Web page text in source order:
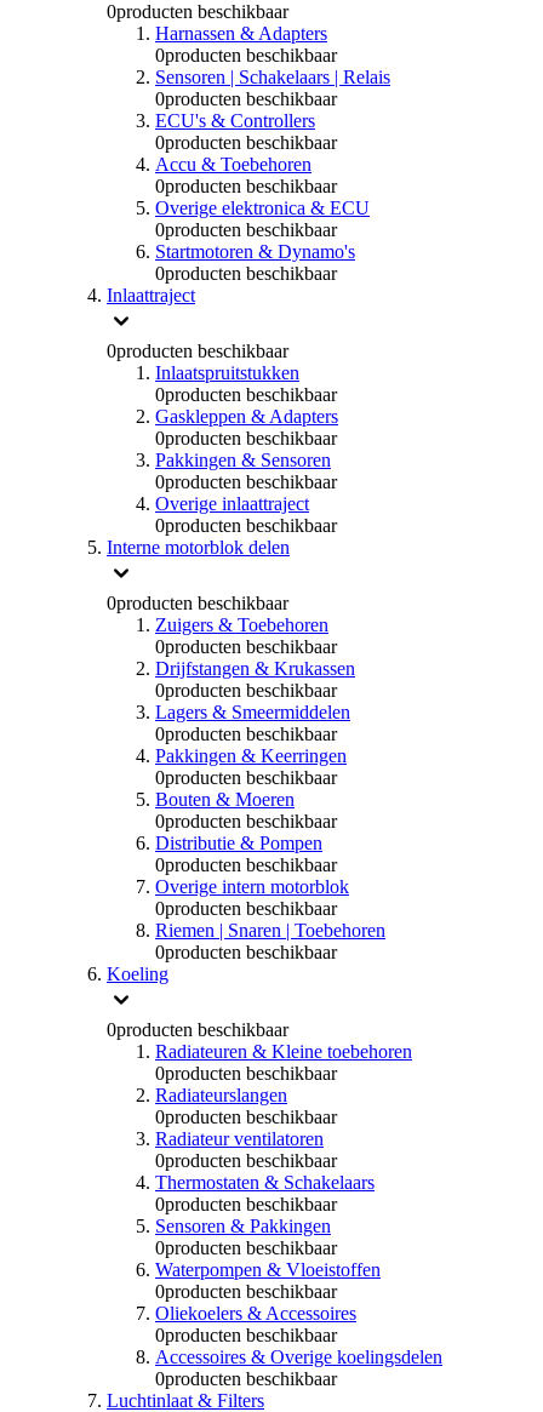
0producten beschikbaar
Harnassen & Adapters
0producten beschikbaar
Sensoren | Schakelaars | Relais
0producten beschikbaar
ECU's & Controllers
0producten beschikbaar
Accu & Toebehoren
0producten beschikbaar
Overige elektronica & ECU
0producten beschikbaar
Startmotoren & Dynamo's
0producten beschikbaar
Inlaattraject
0producten beschikbaar
Inlaatspruitstukken
0producten beschikbaar
Gaskleppen & Adapters
0producten beschikbaar
Pakkingen & Sensoren
0producten beschikbaar
Overige inlaattraject
0producten beschikbaar
Interne motorblok delen
0producten beschikbaar
Zuigers & Toebehoren
0producten beschikbaar
Drijfstangen & Krukassen
0producten beschikbaar
Lagers & Smeermiddelen
0producten beschikbaar
Pakkingen & Keerringen
0producten beschikbaar
Bouten & Moeren
0producten beschikbaar
Distributie & Pompen
0producten beschikbaar
Overige intern motorblok
0producten beschikbaar
Riemen | Snaren | Toebehoren
0producten beschikbaar
Koeling
0producten beschikbaar
Radiateuren & Kleine toebehoren
0producten beschikbaar
Radiateurslangen
0producten beschikbaar
Radiateur ventilatoren
0producten beschikbaar
Thermostaten & Schakelaars
0producten beschikbaar
Sensoren & Pakkingen
0producten beschikbaar
Waterpompen & Vloeistoffen
0producten beschikbaar
Oliekoelers & Accessoires
0producten beschikbaar
Accessoires & Overige koelingsdelen
0producten beschikbaar
Luchtinlaat & Filters